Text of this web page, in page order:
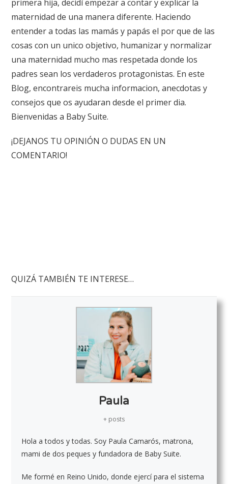
primera hija, decidí empezar a contar y explicar la
maternidad de una manera diferente. Haciendo
entender a todas las mamás y papás el por que de las
cosas con un unico objetivo, humanizar y normalizar
una maternidad mucho mas respetada donde los
padres sean los verdaderos protagonistas. En este
Blog, encontrareis mucha informacion, anecdotas y
consejos que os ayudaran desde el primer dia.
Bienvenidas a Baby Suite.
¡DEJANOS TU OPINIÓN O DUDAS EN UN
COMENTARIO!
QUIZÁ TAMBIÉN TE INTERESE…
Paula
+ posts
Hola a todos y todas. Soy Paula Camarós, matrona,
mami de dos peques y fundadora de Baby Suite.
Me formé en Reino Unido, donde ejercí para el sistema